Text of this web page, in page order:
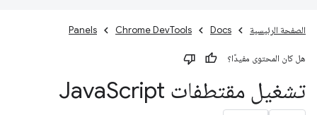
الصفحة الرئيسية Docs
Chrome DevTools
Panels
هل كان المحتوى مفيدًا؟
تشغيل مقتطفات Java Script